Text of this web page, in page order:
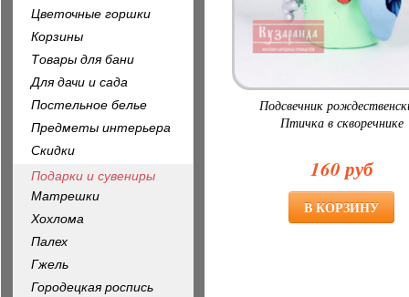
Подсвечник
Птичка в скворечнике
160 руб
Цветочные горшки
Корзины
Товары для бани
Для дачи и сада
Постельное белье
Предметы интерьера
Скидки
Подарки и сувениры
Матрешки
Хохлома
Палех
Гжель
Городецкая роспись